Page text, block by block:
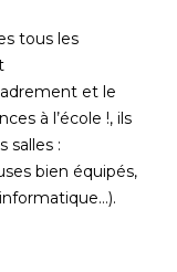
tous les
et le
à l’école !, ils
salles :
bien équipés,